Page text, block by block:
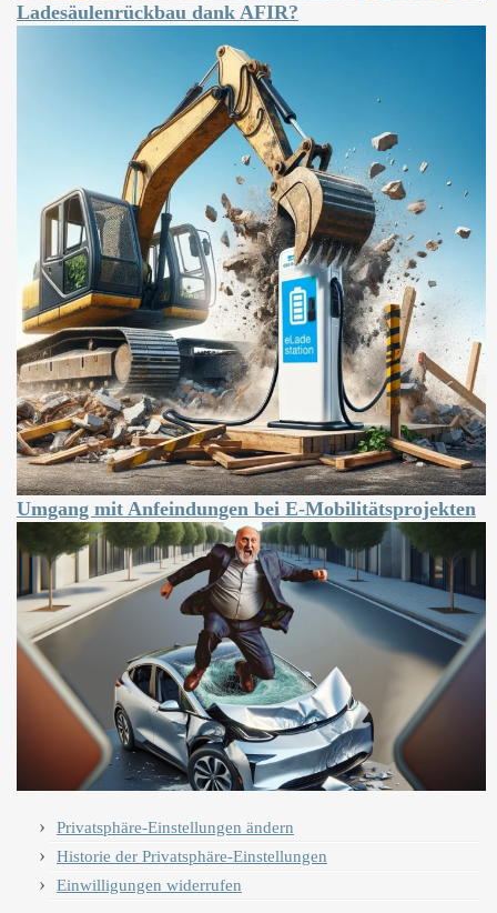
Ladesäulenrückbau dank AFIR?
Umgang mit Anfeindungen bei E-Mobilitätsprojekten
Privatsphäre-Einstellungen ändern
Historie der Privatsphäre-Einstellungen
Einwilligungen widerrufen